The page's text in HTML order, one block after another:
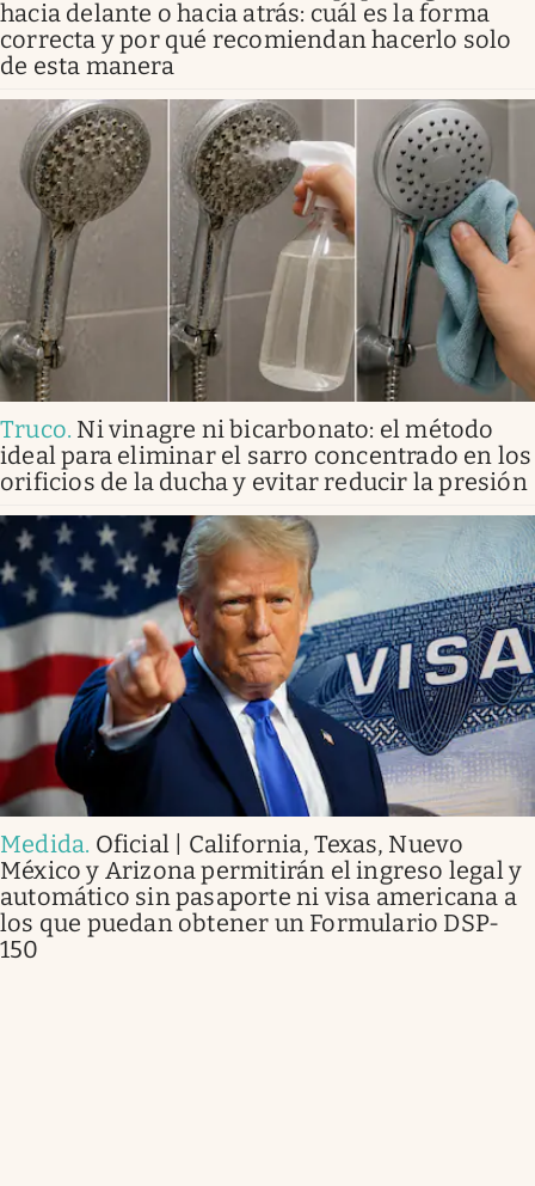
hacia delante o hacia atrás: cuál es la forma
correcta y por qué recomiendan hacerlo solo
de esta manera
Truco. Ni vinagre ni bicarbonato: el método
ideal para eliminar el sarro concentrado en los
orificios de la ducha y evitar reducir la presión
Medida. Oficial | California, Texas, Nuevo
México y Arizona permitirán el ingreso legal y
automático sin pasaporte ni visa americana a
los que puedan obtener un Formulario DSP-
150